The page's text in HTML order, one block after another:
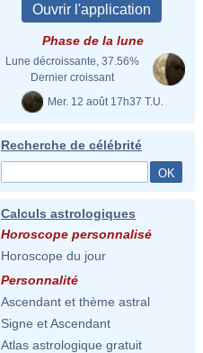
Phase de la lune
Lune décroissante, 37.56%
Dernier croissant
Mer. 12 août 17h37 T.U.
Recherche de célébrité
Calculs astrologiques
Horoscope personnalisé
Horoscope du jour
Personnalité
Ascendant et thème astral
Signe et Ascendant
Atlas astrologique gratuit